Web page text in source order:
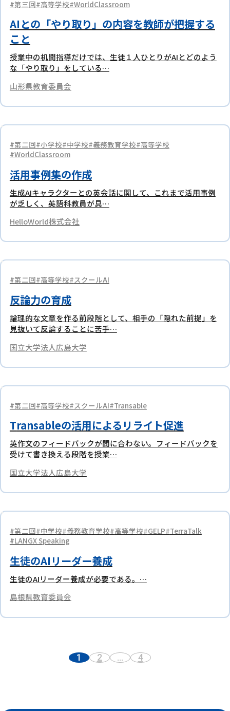
第三回 高等学校 WorldClassroom
AIとの「やり取り」の内容を教師が把握する
こと
授業中の机間指導だけでは、生徒１人ひとりがAIとどのよう
な「やり取り」をしている…
山形県教育委員会
第二回 小学校 中学校 義務教育学校 高等学校
WorldClassroom
活用事例集の作成
生成AIキャラクターとの英会話に関して、これまで活用事例
が乏しく、英語科教員が具…
HelloWorld株式会社
第二回 高等学校 スクールAI
反論力の育成
論理的な文章を作る前段階として、相手の「隠れた前提」を
見抜いて反論することに苦手…
国立大学法人広島大学
第二回 高等学校 スクールAI Transable
Transableの活用によるリライト促進
英作文のフィードバックが間に合わない。フィードバックを
受けて書き換える段階を授業…
国立大学法人広島大学
第二回 中学校 義務教育学校 高等学校 GELP TerraTalk
LANGX Speaking
生徒のAIリーダー養成
生徒のAIリーダー養成が必要である。…
島根県教育委員会
1 2 … 4